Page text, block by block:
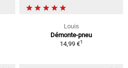
Louis
Démonte-pneu
14,99 €1